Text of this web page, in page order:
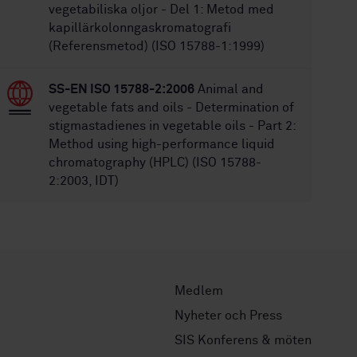
vegetabiliska oljor - Del 1: Metod med
kapillärkolonngaskromatografi
(Referensmetod) (ISO 15788-1:1999)
SS-EN ISO 15788-2:2006 Animal and
vegetable fats and oils - Determination of
stigmastadienes in vegetable oils - Part 2:
Method using high-performance liquid
chromatography (HPLC) (ISO 15788-
2:2003, IDT)
Medlem
Nyheter och Press
SIS Konferens & möten